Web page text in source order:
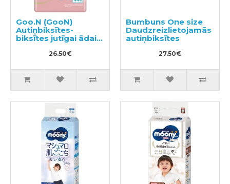
Goo.N (GooN)
Autiņbiksītes-
biksītes jutīgai ādai
26.50€
Bumbuns One size
Daudzreizlietojamās
autiņbiksītes
27.50€